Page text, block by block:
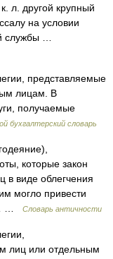
л. другой крупный
на условии
службы …
представляемые
лицам. В
получаемые
бухгалтерский словарь
которые закон
в виде облегчения
могло привести
…
Словарь античности
лиц или отдельным